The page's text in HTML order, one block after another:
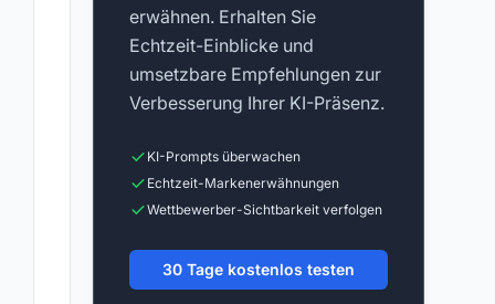
erwähnen. Erhalten Sie
Echtzeit-Einblicke und
umsetzbare Empfehlungen zur
Verbesserung Ihrer KI-Präsenz.
KI-Prompts überwachen
Echtzeit-Markenerwähnungen
Wettbewerber-Sichtbarkeit verfolgen
30 Tage kostenlos testen